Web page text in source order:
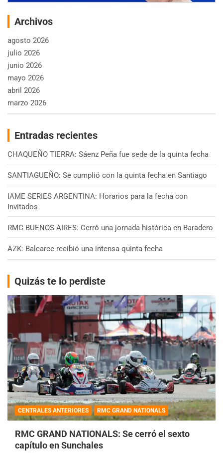
Archivos
agosto 2026
julio 2026
junio 2026
mayo 2026
abril 2026
marzo 2026
Entradas recientes
CHAQUEÑO TIERRA: Sáenz Peña fue sede de la quinta fecha
SANTIAGUEÑO: Se cumplió con la quinta fecha en Santiago
IAME SERIES ARGENTINA: Horarios para la fecha con
Invitados
RMC BUENOS AIRES: Cerró una jornada histórica en Baradero
AZK: Balcarce recibió una intensa quinta fecha
Quizás te lo perdiste
CENTRALES ANTERIORES RMC GRAND NATIONALS
RMC GRAND NATIONALS: Se cerró el sexto
capítulo en Sunchales